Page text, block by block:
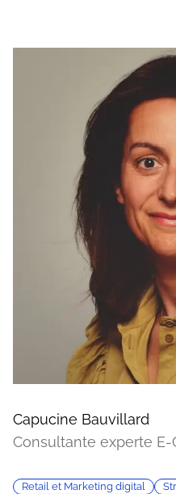
Capucine Bauvillard
Consultante experte
Retail et Marketing digital